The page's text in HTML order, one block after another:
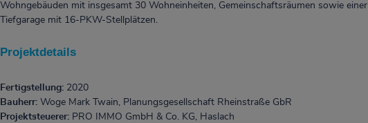
Wohngebäuden mit insgesamt 30 Wohneinheiten, Gemeinschaftsräumen sowie einer
Tiefgarage mit 16-PKW-Stellplätzen.
Projektdetails
Fertigstellung: 2020
Bauherr: Woge Mark Twain, Planungsgesellschaft Rheinstraße GbR
Projektsteuerer: PRO IMMO GmbH & Co. KG, Haslach